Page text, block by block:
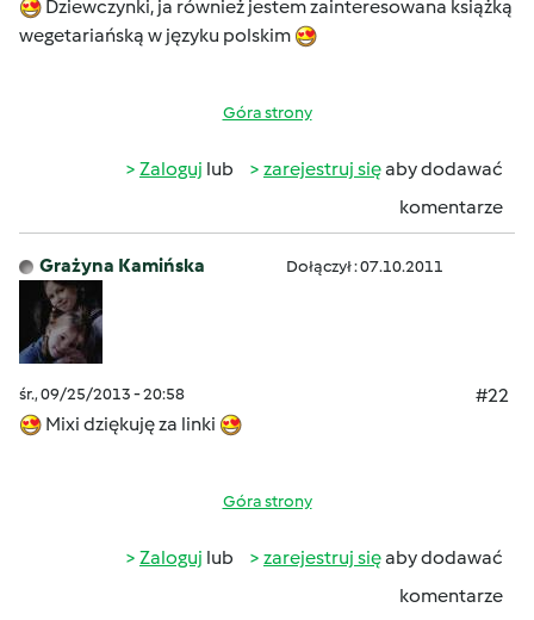
Dziewczynki, ja również jestem zainteresowana książką
wegetariańską w języku polskim
Góra strony
Zaloguj lub zarejestruj sięaby dodawać
komentarze
Grażyna Kamińska Dołączył : 07.10.2011
śr., 09/25/2013 - 20:58
#22
Mixi dziękuję za linki
Góra strony
Zaloguj lub zarejestruj sięaby dodawać
komentarze